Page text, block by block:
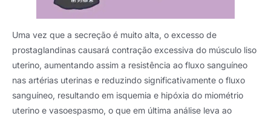
Uma vez que a secreção é muito alta, o excesso de
prostaglandinas causará contração excessiva do músculo liso
uterino, aumentando assim a resistência ao fluxo sanguíneo
nas artérias uterinas e reduzindo significativamente o fluxo
sanguíneo, resultando em isquemia e hipóxia do miométrio
uterino e vasoespasmo, o que em última análise leva ao